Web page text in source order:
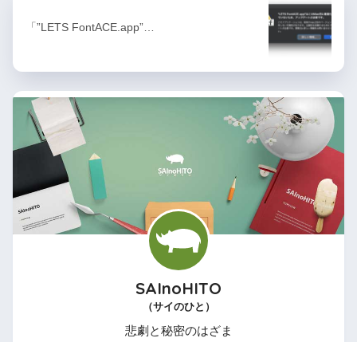
「”LETS FontACE.app”…
SAInoHITO
（サイのひと）
悲劇と秘密のはざま